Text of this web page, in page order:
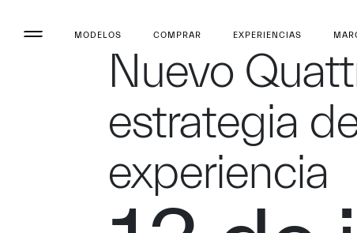
MODELOS COMPRAR EXPERIENCIAS
Nuevo
estrategia
experiencia